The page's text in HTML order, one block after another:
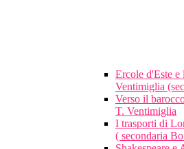
Ercole d'Este e
Ventimiglia
Verso il
T. Ventimiglia
I trasporti di
( secondaria